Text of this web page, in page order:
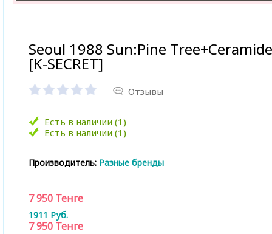
Seoul 1988 Sun:Pine Tree+Ceramide
[K-SECRET]
Отзывы
Есть в наличии (1)
Есть в наличии (1)
Производитель: Разные бренды
7 950 Тенге
1911 Руб.
7 950 Тенге